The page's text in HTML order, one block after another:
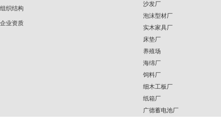
组织结构
企业资质
沙发厂
泡沫型材厂
实木家具厂
床垫厂
养殖场
海绵厂
饲料厂
细木工板厂
纸箱厂
广德蓄电池厂